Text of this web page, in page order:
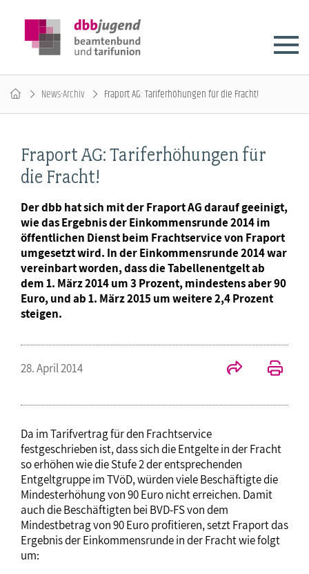
News-Archiv Fraport AG: Tariferhöhungen für die Fracht!
Fraport AG: Tariferhöhungen für
die Fracht!
Der dbb hat sich mit der Fraport AG darauf geeinigt,
wie das Ergebnis der Einkommensrunde 2014 im
öffentlichen Dienst beim Frachtservice von Fraport
umgesetzt wird. In der Einkommensrunde 2014 war
vereinbart worden, dass die Tabellenentgelt ab
dem 1. März 2014 um 3 Prozent, mindestens aber 90
Euro, und ab 1. März 2015 um weitere 2,4 Prozent
steigen.
28. April 2014
Da im Tarifvertrag für den Frachtservice
festgeschrieben ist, dass sich die Entgelte in der Fracht
so erhöhen wie die Stufe 2 der entsprechenden
Entgeltgruppe im TVöD, würden viele Beschäftigte die
Mindesterhöhung von 90 Euro nicht erreichen. Damit
auch die Beschäftigten bei BVD-FS von dem
Mindestbetrag von 90 Euro profitieren, setzt Fraport das
Ergebnis der Einkommensrunde in der Fracht wie folgt
um: